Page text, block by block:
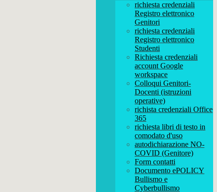
richiesta credenziali
Registro elettronico
Genitori
richiesta credenziali
Registro elettronico
Studenti
Richiesta credenziali
account Google
workspace
Colloqui Genitori-
Docenti (istruzioni
operative)
richista credenziali Office
365
richiesta libri di testo in
comodato d'uso
autodichiarazione NO-
COVID (Genitore)
Form contatti
Documento ePOLICY
Bullismo e
Cyberbullismo